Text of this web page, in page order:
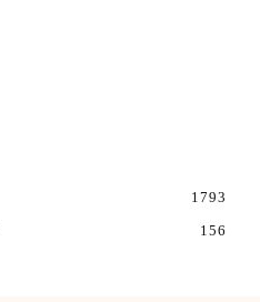
1793
156